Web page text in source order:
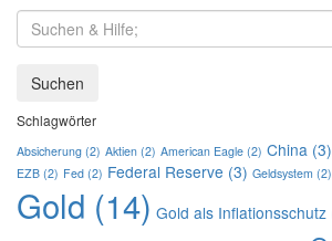
Suchen
Schlagwörter
Absicherung (2) Aktien (2) American Eagle (2) China (3)
EZB (2) Fed (2) Federal Reserve (3) Geldsystem (2)
Gold (14) Gold als Inflationsschutz